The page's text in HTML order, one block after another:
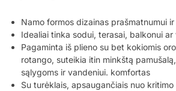
Namo formos dizainas prašmatnumui
Idealiai tinka sodui, terasai, balkonui
Pagaminta iš plieno su bet kokiomis
rotango, suteikia itin minkštą
sąlygoms ir vandeniui. komfortas
Su turėklais, apsaugančiais nuo kritimo